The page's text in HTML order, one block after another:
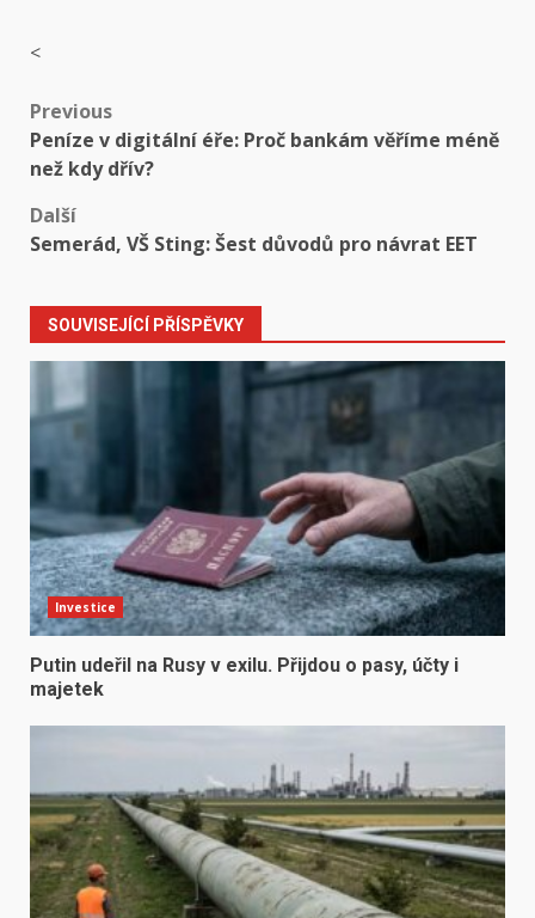
<
Post
navigation
Previous
Peníze v digitální éře: Proč bankám věříme méně
než kdy dřív?
Další
Semerád, VŠ Sting: Šest důvodů pro návrat EET
SOUVISEJÍCÍ PŘÍSPĚVKY
Investice
Putin udeřil na Rusy v exilu. Přijdou o pasy, účty i
majetek